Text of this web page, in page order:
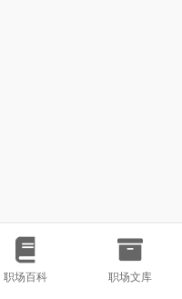
职场百科 职场文库